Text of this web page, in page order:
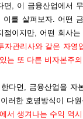
, 이 금융산업에서
를 살펴보자. 어떤
이지만, 어떤 회사
자관리사와 같은 자
는 또 다른 비자본주
다면, 금융산업을
러한 호명방식이 다
서 생겨나는 수익 역